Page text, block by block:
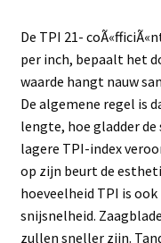
De TPI 21-
per inch, bepaalt het
waarde hangt nauw
De algemene regel is
lengte, hoe gladder
lagere TPI-index
op zijn beurt de
hoeveelheid TPI is
snijsnelheid.
zullen sneller zijn.